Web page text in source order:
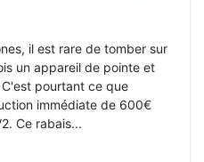
il est rare de tomber sur
un appareil de pointe et
pourtant ce que
immédiate de 600€
Ce rabais...